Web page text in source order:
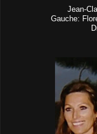
Jean-
Gauche: